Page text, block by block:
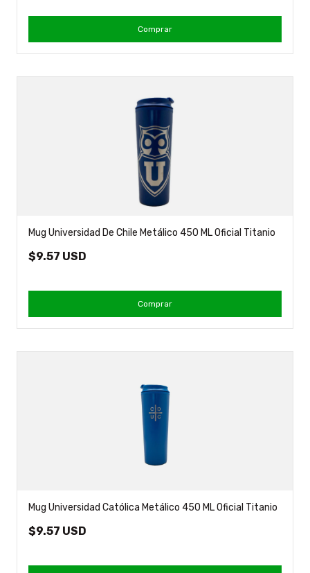
Comprar
Mug Universidad De Chile Metálico 450 ML Oficial Titanio
$9.57 USD
Comprar
Mug Universidad Católica Metálico 450 ML Oficial Titanio
$9.57 USD